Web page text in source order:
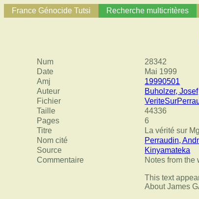
France Génocide Tutsi Recherche multicritères
Num
28342
Date
Mai 1999
Amj
19990501
Auteur
Buholzer, Josef
Fichier
Taille
44336
Pages
6
Titre
La vérité sur
Nom cité
Perraudin,
Source
Kinyamateka
Commentaire
Notes from the
This text
About James